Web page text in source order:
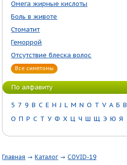
Омега жирные кислоты
Боль в животе
Стоматит
Геморрой
Отсутствие блеска волос
Все симптомы
По алфавиту
5 7 9 B C E H J L M N O T V А Б В
О П Р С Т У Ф Х Ц Ч Ш Щ Э Ю Я
Главная Каталог COVID-19